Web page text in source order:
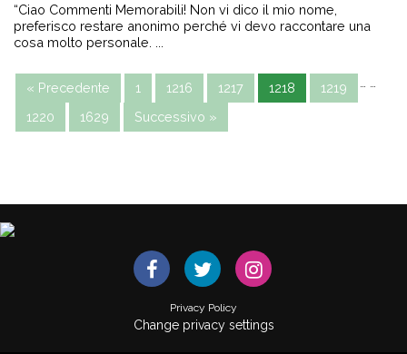
“Ciao Commenti Memorabili! Non vi dico il mio nome,
preferisco restare anonimo perché vi devo raccontare una
cosa molto personale. ...
« Precedente 1 1216 1217 1218
1219
1220
1629 Successivo »
Privacy Policy
Change privacy settings